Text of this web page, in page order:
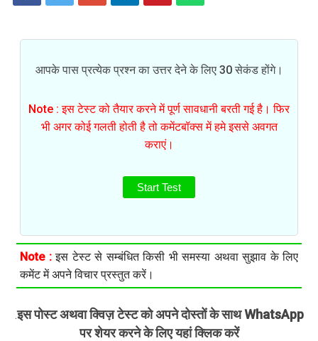
आपके पास प्रत्येक प्रश्न का उत्तर देने के लिए 30 सेकंड होंगे।
Note : इस टेस्ट को तैयार करने में पूर्ण सावधानी बरती गई है। फिर
भी अगर कोई गलती होती है तो कमेंटबॉक्स में हमे इससे अवगत
कराएं।
Start Test
Note :इस टेस्ट से सम्बंधित किसी भी समस्या अथवा सुझाव के लिए
कमेंट में अपने विचार प्रस्तुत करें।
.इस पोस्ट अथवा क्विज़ टेस्ट को अपने दोस्तों के साथ WhatsApp
पर शेयर करने के लिए यहां क्लिक करें